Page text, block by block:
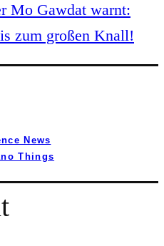
Mo Gawdat warnt:
zum großen Knall!
News
Things